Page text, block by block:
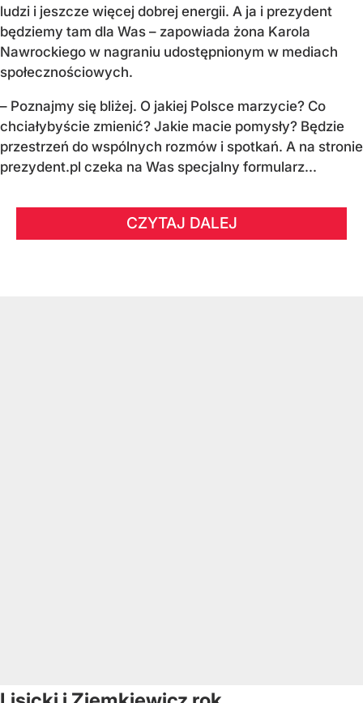
ludzi i jeszcze więcej dobrej energii. A ja i prezydent
będziemy tam dla Was – zapowiada żona Karola
Nawrockiego w nagraniu udostępnionym w mediach
społecznościowych.
– Poznajmy się bliżej. O jakiej Polsce marzycie? Co
chciałybyście zmienić? Jakie macie pomysły? Będzie
przestrzeń do wspólnych rozmów i spotkań. A na stronie
prezydent.pl czeka na Was specjalny formularz...
CZYTAJ DALEJ